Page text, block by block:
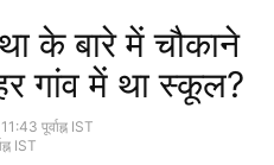
के बारे में चौकाने
गांव में था स्कूल?
पूर्वाह्न IST
IST